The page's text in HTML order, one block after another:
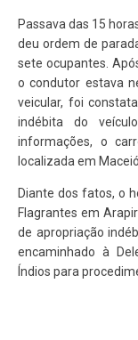
Passava das 15
deu ordem de
sete ocupantes.
o condutor estava
veicular, foi
indébita do
informações, o
localizada em
Diante dos fatos, o
Flagrantes em
de apropriação
encaminhado à
Índios para